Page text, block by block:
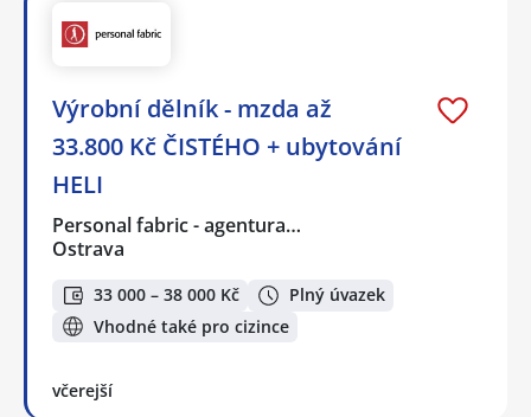
Výrobní dělník - mzda až
33.800 Kč ČISTÉHO + ubytování
HELI
Personal fabric - agentura…
Ostrava
33 000 – 38 000 Kč
Plný úvazek
Vhodné také pro cizince
včerejší